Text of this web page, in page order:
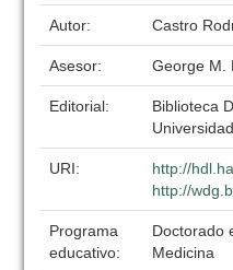
Autor: Castro
Asesor: George M.
Editorial:
Biblioteca
URI:
http://
http://
Programa
educativo:
Doctorado
Medicina